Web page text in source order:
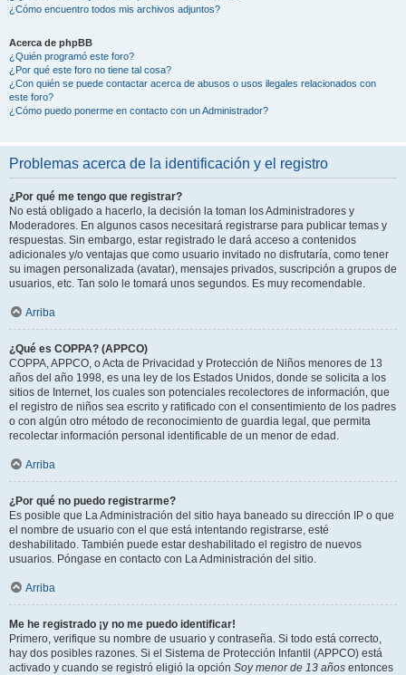
¿Cómo encuentro todos mis archivos adjuntos?
Acerca de phpBB
¿Quién programó este foro?
¿Por qué este foro no tiene tal cosa?
¿Con quién se puede contactar acerca de abusos o usos ilegales relacionados con
este foro?
¿Cómo puedo ponerme en contacto con un Administrador?
Problemas acerca de la identificación y el registro
¿Por qué me tengo que registrar?
No está obligado a hacerlo, la decisión la toman los Administradores y
Moderadores. En algunos casos necesitará registrarse para publicar temas y
respuestas. Sin embargo, estar registrado le dará acceso a contenidos
adicionales y/o ventajas que como usuario invitado no disfrutaría, como tener
su imagen personalizada (avatar), mensajes privados, suscripción a grupos de
usuarios, etc. Tan solo le tomará unos segundos. Es muy recomendable.
Arriba
¿Qué es COPPA? (APPCO)
COPPA, APPCO, o Acta de Privacidad y Protección de Niños menores de 13
años del año 1998, es una ley de los Estados Unidos, donde se solicita a los
sitios de Internet, los cuales son potenciales recolectores de información, que
el registro de niños sea escrito y ratificado con el consentimiento de los padres
o con algún otro método de reconocimiento de guardia legal, que permita
recolectar información personal identificable de un menor de edad.
Arriba
¿Por qué no puedo registrarme?
Es posible que La Administración del sitio haya baneado su dirección IP o que
el nombre de usuario con el que está intentando registrarse, esté
deshabilitado. También puede estar deshabilitado el registro de nuevos
usuarios. Póngase en contacto con La Administración del sitio.
Arriba
Me he registrado ¡y no me puedo identificar!
Primero, verifique su nombre de usuario y contraseña. Si todo está correcto,
hay dos posibles razones. Si el Sistema de Protección Infantil (APPCO) está
activado y cuando se registró eligió la opción Soy menor de 13 años entonces